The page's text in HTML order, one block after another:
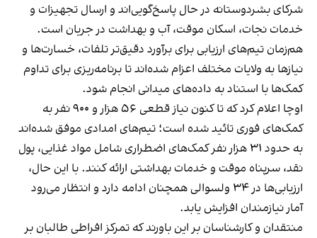
شرکای بشردوستانه در حال پاسخ‌گویی‌اند و ارسال تجهیزات و
خدمات نجات، اسکان موقت، آب و بهداشت در جریان است.
هم‌زمان تیم‌های ارزیابی برای برآورد دقیق‌تر تلفات، خسارت‌ها و
نیازها به ولایات مختلف اعزام شده‌اند تا برنامه‌ریزی برای تداوم
کمک‌ها با استناد به داده‌های میدانی انجام شود.
اوچا اعلام کرد که تا کنون نیاز قطعی ۵۶ هزار و ۹۰۰ نفر به
کمک‌های فوری تائید شده است؛ تیم‌های امدادی موفق شده‌اند
به حدود ۳۱ هزار نفر کمک‌های اضطراری شامل مواد غذایی، پول
نقد، سرپناه موقت و خدمات بهداشتی ارائه کنند. با این حال،
ارزیابی‌ها در ۳۴ ولسوالی همچنان ادامه دارد و انتظار می‌رود
آمار نیازمندان افزایش یابد.
منتقدان و کارشناسان بر این باورند که تمرکز افراطی طالبان بر